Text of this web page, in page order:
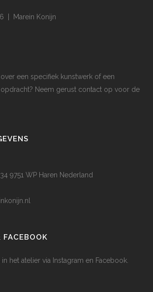
| Marein Konijn
een specifiek kunstwerk of een
Neem gerust contact op voor de
9751 WP Haren Nederland
FACEBOOK
het atelier via Instagram en Facebook.